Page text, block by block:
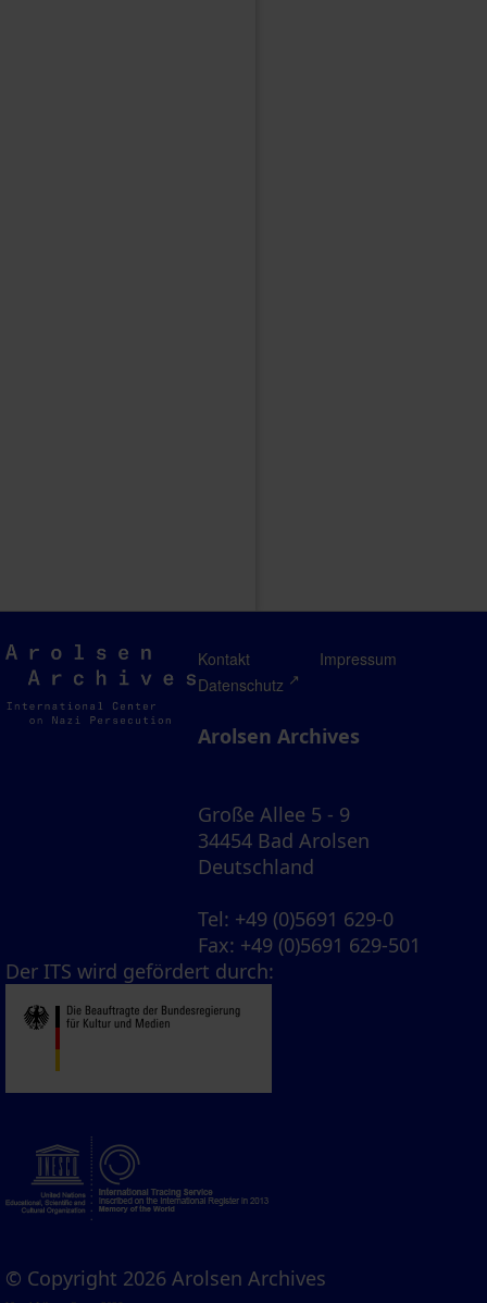
Arolsen
Archives
Kontakt
Impressum
Datenschutz
Arolsen Archives
Große Allee 5 - 9
34454 Bad Arolsen
Deutschland
Tel: +49 (0)5691 629-0
Fax: +49 (0)5691 629-501
Der ITS wird gefördert durch:
© Copyright 2026 Arolsen Archives